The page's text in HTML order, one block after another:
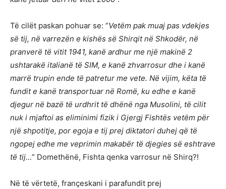
Të cilët paskan pohuar se: “Vetëm pak muaj pas vdekjes
së tij, në varrezën e kishës së Shirqit në Shkodër, në
pranverë të vitit 1941, kanë ardhur me një makinë 2
ushtarakë italianë të SIM, e kanë zhvarrosur dhe i kanë
marrë trupin ende të patretur me vete. Në vijim, këta të
fundit e kanë transportuar në Romë, ku edhe e kanë
djegur në bazë të urdhrit të dhënë nga Musolini, të cilit
nuk i mjaftoi as eliminimi fizik i Gjergj Fishtës vetëm për
një shpotitje, por egoja e tij prej diktatori duhej që të
ngopej edhe me veprimin makabër të djegies së eshtrave
të tij…” Domethënë, Fishta qenka varrosur në Shirq?!
Në të vërtetë, françeskani i parafundit prej